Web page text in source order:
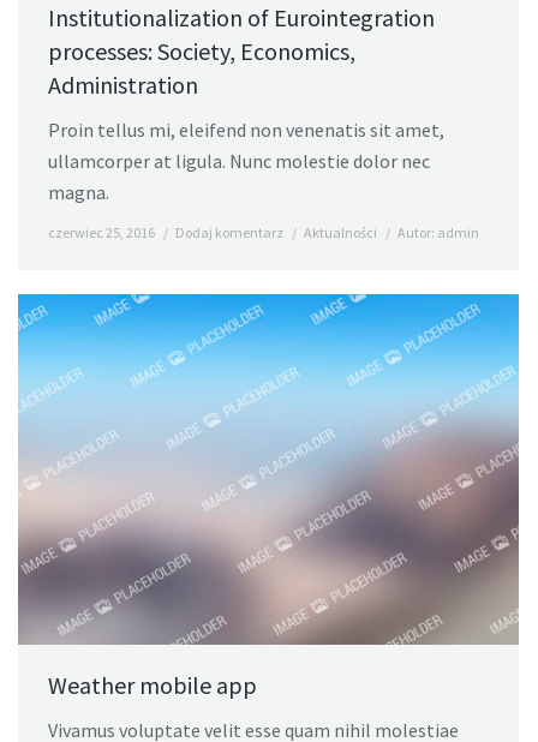
Institutionalization of Eurointegration
processes: Society, Economics,
Administration
Proin tellus mi, eleifend non venenatis sit amet,
ullamcorper at ligula. Nunc molestie dolor nec
magna.
czerwiec 25, 2016 Dodaj komentarz Aktualności Autor: admin
Weather mobile app
Vivamus voluptate velit esse quam nihil molestiae